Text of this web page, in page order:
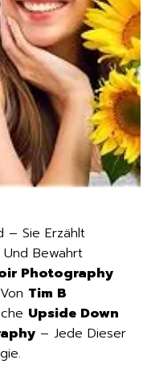
– Sie Erzählt
Und Bewahrt
Photography
Tim B
Upside Down
– Jede Dieser